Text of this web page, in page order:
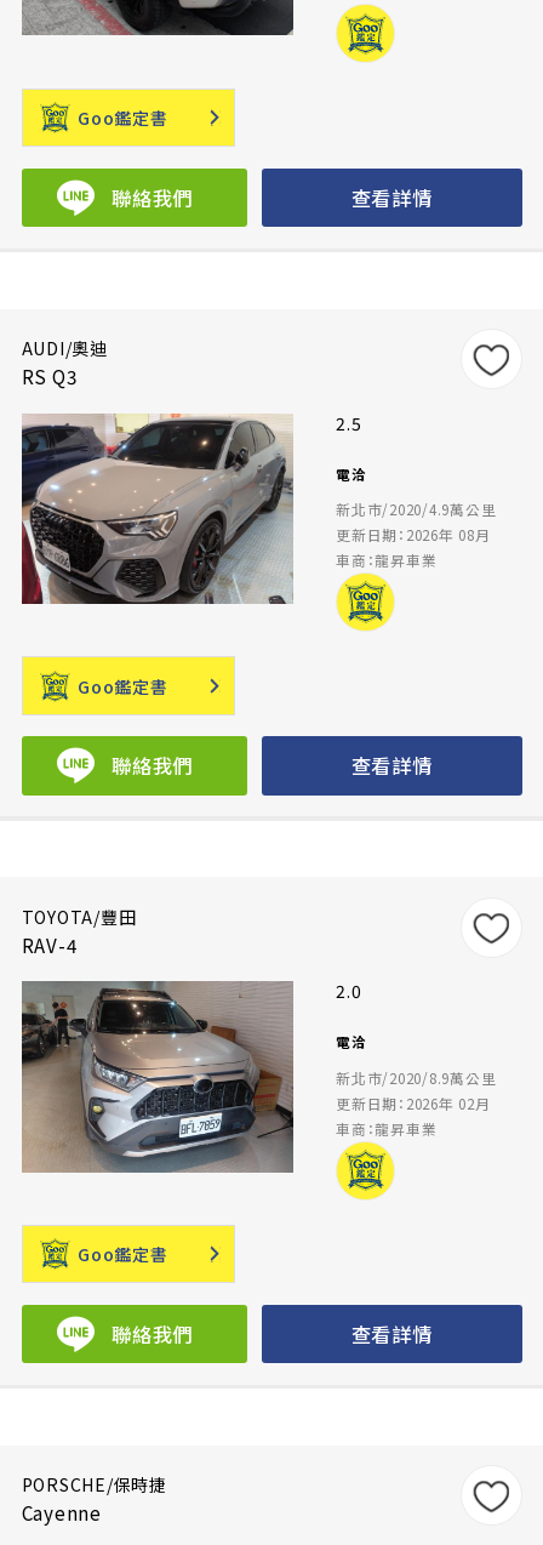
Goo鑑定書
聯絡我們 查看詳情
AUDI/奧迪
RS Q3
2.5
電洽
新北市/2020/4.9萬公里
更新日期：2026年 08月
車商：龍昇車業
Goo鑑定書
聯絡我們 查看詳情
TOYOTA/豐田
RAV-4
2.0
電洽
新北市/2020/8.9萬公里
更新日期：2026年 02月
車商：龍昇車業
Goo鑑定書
聯絡我們 查看詳情
PORSCHE/保時捷
Cayenne